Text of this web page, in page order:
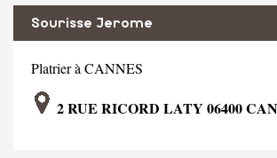
Sourisse Jerome
Platrier à CANNES
2 RUE RICORD LATY 06400